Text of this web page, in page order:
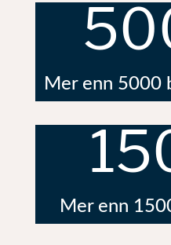
Mer enn 5000
Mer enn